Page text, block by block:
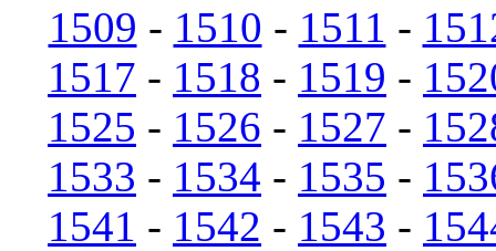
1509 - 1510 - 1511 -
1517 - 1518 - 1519 -
1525 - 1526 - 1527 -
1533 - 1534 - 1535 -
1541 - 1542 - 1543 -